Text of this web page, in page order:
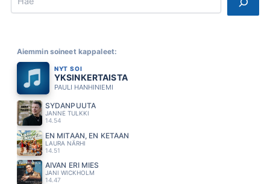
Aiemmin soineet kappaleet:
NYT SOI
YKSINKERTAISTA
PAULI HANHINIEMI
SYDÄNPUUTA
JANNE TULKKI
14.54
EN MITÄÄN, EN KETÄÄN
LAURA NÄRHI
14.51
AIVAN ERI MIES
JANI WICKHOLM
14.47